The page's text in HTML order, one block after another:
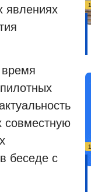
явлениях
совместную
беседе с